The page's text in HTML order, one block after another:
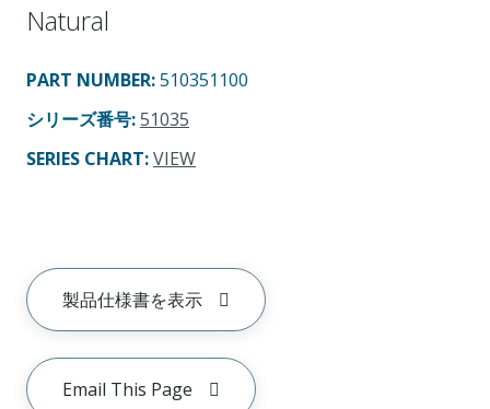
Natural
PART NUMBER:510351100
シリーズ番号:51035
SERIES CHART:VIEW
製品仕様書を表示
Email This Page